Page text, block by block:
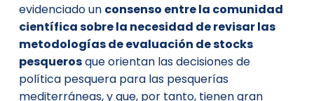
evidenciado un consenso entre la comunidad
científicasobre la necesidad de revisar las
metodologías de evaluación de stocks
pesquerosque orientan las decisiones de
política pesquera para las pesquerías
mediterráneas, y que, por tanto, tienen gran